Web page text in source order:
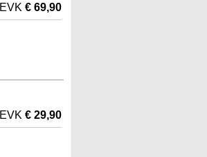
EVK € 69,90
EVK € 29,90